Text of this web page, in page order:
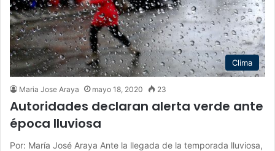
Clima
Maria Jose Araya mayo 18, 2020 23
Autoridades declaran alerta verde ante
época lluviosa
Por: María José Araya Ante la llegada de la temporada lluviosa,